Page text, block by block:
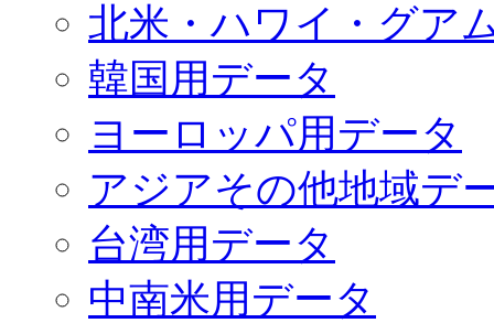
北米・ハワイ・グア
韓国用データ
ヨーロッパ用データ
アジアその他地域デ
台湾用データ
中南米用データ